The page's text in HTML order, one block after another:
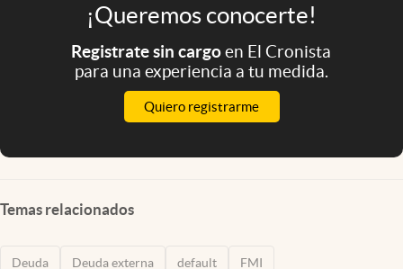
¡Queremos conocerte!
Registrate sin cargoen El Cronista
para una experiencia a tu medida.
Quiero registrarme
Temas relacionados
Deuda Deuda externa default FMI